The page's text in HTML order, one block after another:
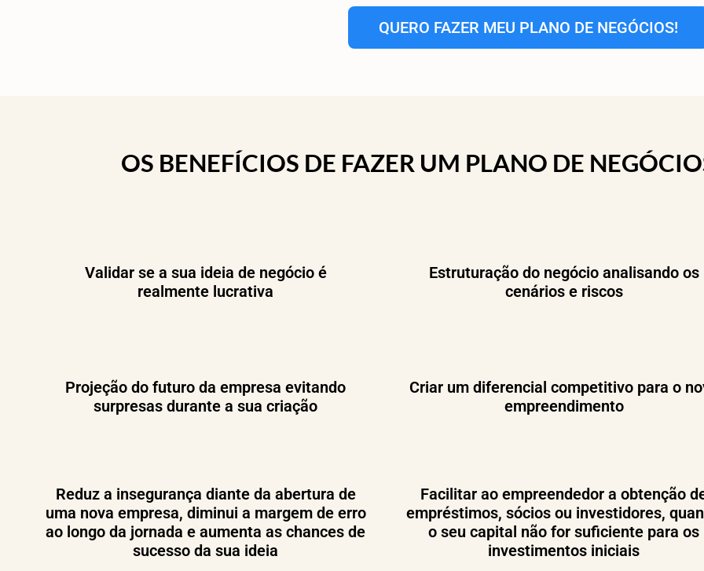
QUERO FAZER MEU PLANO DE NEGÓCIOS!
OS BENEFÍCIOS DE FAZER UM PLANO DE
Validar se a sua ideia de negócio é
realmente lucrativa
Estruturação do negócio analisando os
cenários e riscos
Projeção do futuro da empresa evitando
surpresas durante a sua criação
Criar um diferencial competitivo para o
empreendimento
Reduz a insegurança diante da abertura de
uma nova empresa, diminui a margem de erro
ao longo da jornada e aumenta as chances de
sucesso da sua ideia
Facilitar ao empreendedor a obtenção
empréstimos, sócios ou investidores,
o seu capital não for suficiente para os
investimentos iniciais